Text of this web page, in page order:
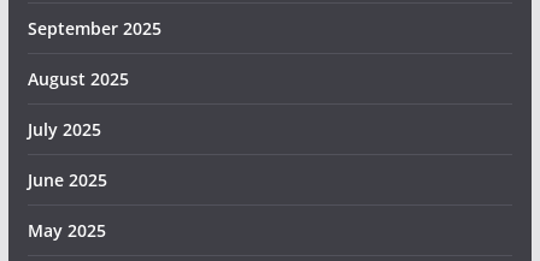
September 2025
August 2025
July 2025
June 2025
May 2025